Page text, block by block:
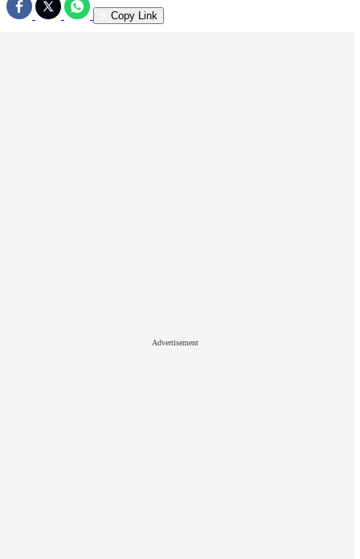
Copy Link
Advertisement